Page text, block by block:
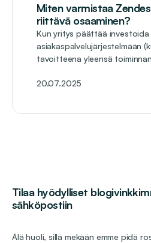
Miten varmistaa
riittävä osaaminen?
Kun yritys päättää investoida
asiakaspalvelujärjestelmään
tavoitteena yleensä
20.07.2025
Tilaa hyödylliset
sähköpostiin
Älä huoli, sillä mekään emme pidä